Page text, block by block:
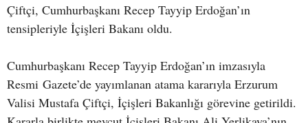
Çiftçi, Cumhurbaşkanı Recep Tayyip Erdoğan’ın
tensipleriyle İçişleri Bakanı oldu.
Cumhurbaşkanı Recep Tayyip Erdoğan’ın imzasıyla
Resmi Gazete’de yayımlanan atama kararıyla Erzurum
Valisi Mustafa Çiftçi, İçişleri Bakanlığı görevine getirildi.